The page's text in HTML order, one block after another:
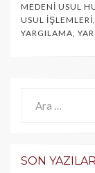
MEDENI USUL
USUL İŞLEMLERI,
YARGILAMA,
SON YAZILAR